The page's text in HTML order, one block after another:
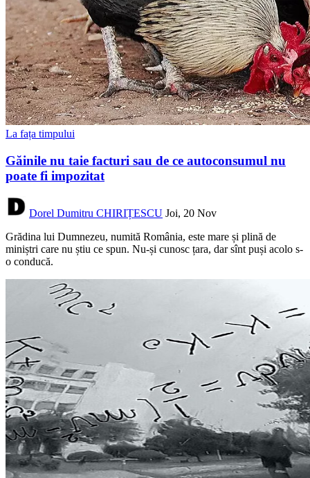
La fața timpului
Găinile nu taie facturi sau de ce autoconsumul nu
poate fi impozitat
Dorel Dumitru CHIRIȚESCU Joi, 20 Nov
Grădina lui Dumnezeu, numită România, este mare și plină de
miniștri care nu știu ce spun. Nu-și cunosc țara, dar sînt puși acolo s-
o conducă.